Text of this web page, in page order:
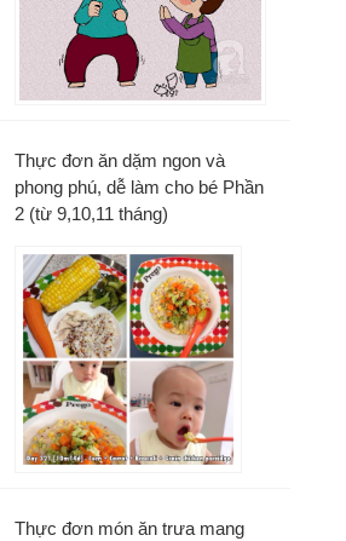
Thực đơn ăn dặm ngon và
phong phú, dễ làm cho bé Phần
2 (từ 9,10,11 tháng)
Thực đơn món ăn trưa mang